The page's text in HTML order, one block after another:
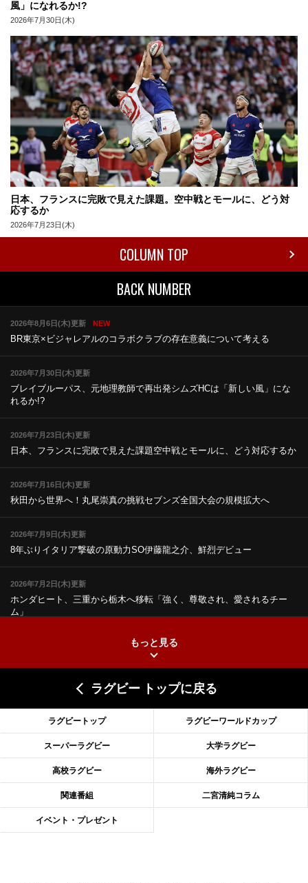
風」になれるか!?
2026年7月30日(木)
日本、フランスに完敗で見えた課題。空中戦とモールに、どう対
応するか
2026年7月23日(木)
COLUMN TOP
BACK NUMBER
2026年8月6日(木)更新 NEW
BR東京×ビジャレアルのコラボクラブの存在意義について考える
2026年7月30日(木)更新
ブレイブルーパス、元地理教師で再出発シムズHCは「新しい風」にな
れるか!?
2026年7月23日(木)更新
日本、フランスに完敗で見えた課題空中戦とモールに、どう対応するか
2026年7月16日(木)更新
秋田から世界へ！丸尾崇真の挑戦セブンズ全国大会の規模拡大へ
2026年7月9日(木)更新
8年ぶりイタリア撃破の原動力SO伊藤龍之介、鮮烈デビュー
2026年7月2日(木)更新
ホンダヒート、三重から栃木へ移転「強く、尊敬され、愛されるチー
ム」
2026年6月18日(木)更新
滑川剛人レフリー、早過ぎる引退「27年W杯の主審、遠のいた夢」
2026年6月11日(木)更新
神戸、リーグワン初優勝の道のりデイブ・レニーHCの功績と財産
2026年6月4日(木)更新
“泣き虫先生”こと山口良治氏死去「信は力なり」骨太の教育方針
もっと見る
ラグビー トップに戻る
ラグビートップ ラグビーワールドカップ
スーパーラグビー 大学ラグビー
高校ラグビー 海外ラグビー
関連番組 二宮清純コラム
イベント・プレゼント